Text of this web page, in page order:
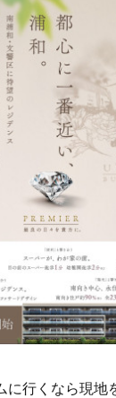
行くなら現地